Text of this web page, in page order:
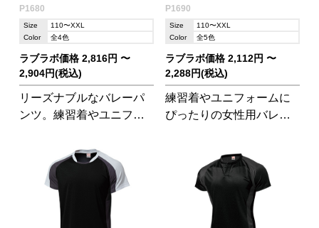
P1680
Size
110〜XXL
Color
全4色
ラブラボ価格 2,816円 〜
2,904円(税込)
リーズナブルなバレーパ
ンツ。練習着やユニフォ
シャツ(P1610)とセットア
ップ可能です。
P1690
Size
110〜XXL
Color
全5色
ラブラボ価格 2,112円 〜
2,288円(税込)
練習着やユニフォームに
ぴったりの女性用バレー
ットアップできます。